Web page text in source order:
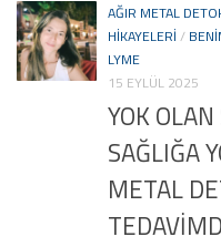
AĞIR METAL
HIKAYELERI /
LYME
15 EYLÜL 2025
YOK
SAĞLIĞA
METAL